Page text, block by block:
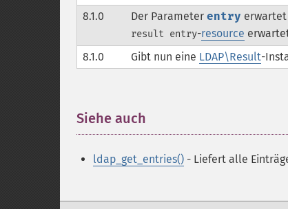
8.1.0
Der Parameter entry
result entry-resource
8.1.0
Gibt nun eine LDAP\Result-
Siehe auch
ldap_get_entries() - Liefert alle